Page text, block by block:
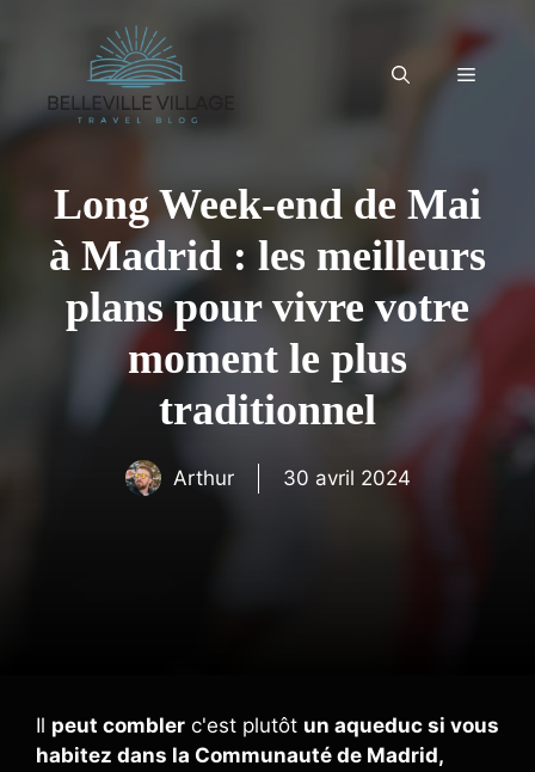
Menu
Long Week-end de Mai
à Madrid : les meilleurs
plans pour vivre votre
moment le plus
traditionnel
Arthur 30 avril 2024
Il peut combler c'est plutôt un aqueduc si vous
habitez dans la Communauté de Madrid,